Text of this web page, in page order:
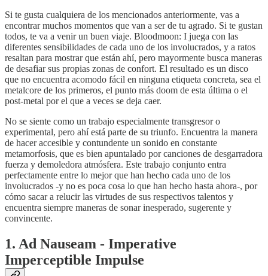
Si te gusta cualquiera de los mencionados anteriormente, vas a
encontrar muchos momentos que van a ser de tu agrado. Si te gustan
todos, te va a venir un buen viaje. Bloodmoon: I juega con las
diferentes sensibilidades de cada uno de los involucrados, y a ratos
resaltan para mostrar que están ahí, pero mayormente busca maneras
de desafiar sus propias zonas de confort. El resultado es un disco
que no encuentra acomodo fácil en ninguna etiqueta concreta, sea el
metalcore de los primeros, el punto más doom de esta última o el
post-metal por el que a veces se deja caer.
No se siente como un trabajo especialmente transgresor o
experimental, pero ahí está parte de su triunfo. Encuentra la manera
de hacer accesible y contundente un sonido en constante
metamorfosis, que es bien apuntalado por canciones de desgarradora
fuerza y demoledora atmósfera. Este trabajo conjunto entra
perfectamente entre lo mejor que han hecho cada uno de los
involucrados -y no es poca cosa lo que han hecho hasta ahora-, por
cómo sacar a relucir las virtudes de sus respectivos talentos y
encuentra siempre maneras de sonar inesperado, sugerente y
convincente.
1. Ad Nauseam - Imperative
Imperceptible Impulse